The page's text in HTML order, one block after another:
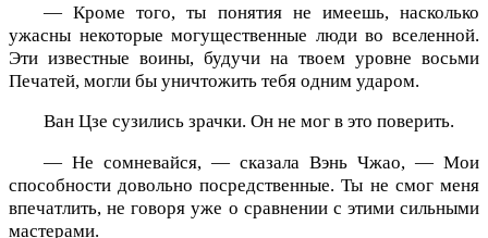
— Кроме того, ты понятия не имеешь, насколько
ужасны некоторые могущественные люди во вселенной.
Эти известные воины, будучи на твоем уровне восьми
Печатей, могли бы уничтожить тебя одним ударом.
Ван Цзе сузились зрачки. Он не мог в это поверить.
— Не сомневайся, — сказала Вэнь Чжао, — Мои
способности довольно посредственные. Ты не смог меня
впечатлить, не говоря уже о сравнении с этими сильными
мастерами.